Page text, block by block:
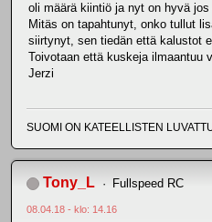
oli määrä kiintiö ja nyt on hyvä
Mitäs on tapahtunyt, onko tullut
siirtynyt, sen tiedän että kalustot
Toivotaan että kuskeja ilmaantuu
Jerzi
SUOMI ON KATEELLISTEN
Tony_L Fullspeed RC
08.04.18 - klo: 14.16